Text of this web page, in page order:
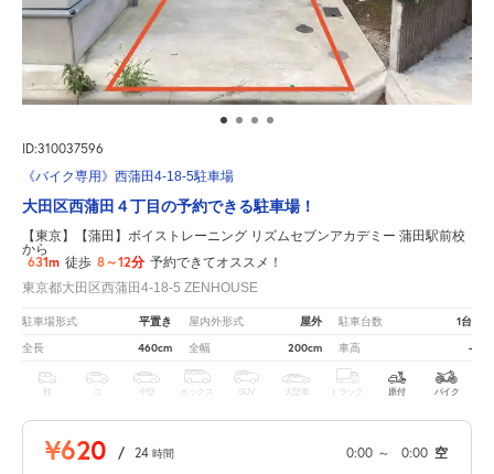
ID:310037596
《バイク専用》西蒲田4-18-5駐車場
大田区西蒲田４丁目の予約できる駐車場！
【東京】【蒲田】ボイストレーニング リズムセブンアカデミー 蒲田駅前校
から
631m 徒歩 8～12分 予約できてオススメ！
東京都大田区西蒲田4-18-5 ZENHOUSE
駐車場形式 平置き 屋内外形式 屋外 駐車台数 1台
全長 460cm 全幅 200cm 車高 -
軽 中型 ボックス SUV 大型車 トラック 原付 バイク
¥620 / 24 時間 0:00 ～ 0:00 空